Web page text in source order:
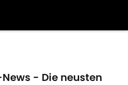
- Die neusten